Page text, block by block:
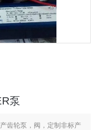
泵
齿轮泵，阀，定制非标产